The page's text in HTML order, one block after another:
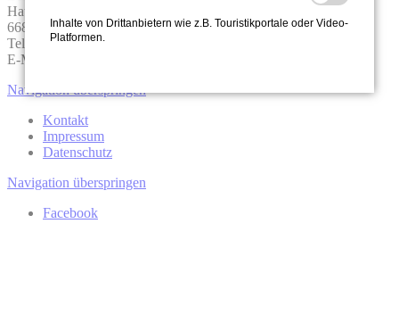
Inhalte von Drittanbietern wie z.B. Touristikportale oder Video-
Platformen.
Hauptstraße 3a
66849 Landstuhl
Telefon:06371 1300012
E-Mail:
Navigation überspringen
Kontakt
Impressum
Datenschutz
Navigation überspringen
Facebook